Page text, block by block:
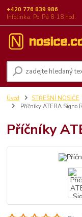
+420 776 839 986
Infolinka: Po-Pá 8-18 hod.
Úvod STŘEŠNÍ NOSIČE
Příčníky ATERA Signo
Příčníky